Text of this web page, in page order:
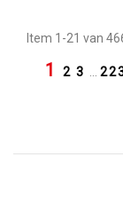
Item 1-21 van
1 2 3